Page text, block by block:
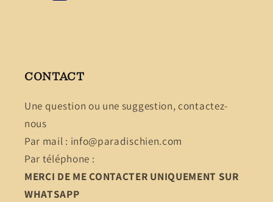
CONTACT
Une question ou une suggestion, contactez-
nous
Par mail : info@paradischien.com
Par téléphone :
MERCI DE ME CONTACTER UNIQUEMENT SUR
WHATSAPP